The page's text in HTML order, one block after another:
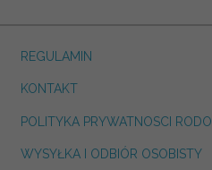
REGULAMIN
KONTAKT
POLITYKA PRYWATNOSCI RODO
WYSYŁKA I ODBIÓR OSOBISTY